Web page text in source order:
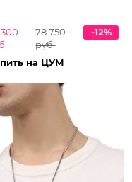
78 750
руб.
-12%
на ЦУМ